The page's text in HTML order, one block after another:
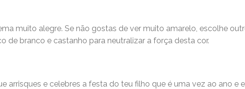
muito alegre. Se não gostas de ver muito amarelo, escolhe
de branco e castanho para neutralizar a força desta cor.
arrisques e celebres a festa do teu filho que é uma vez ao ano e